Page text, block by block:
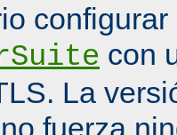
configurar
con
La
fuerza